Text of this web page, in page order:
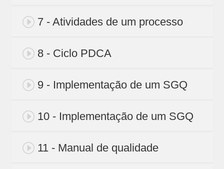
7 - Atividades de um processo
8 - Ciclo PDCA
9 - Implementação de um SGQ
10 - Implementação de um SGQ
11 - Manual de qualidade